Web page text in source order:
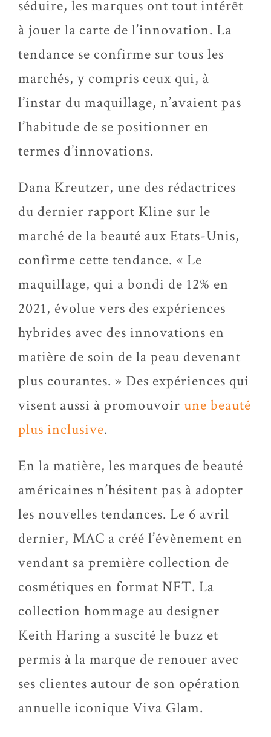
séduire, les marques ont tout intérêt
à jouer la carte de l’innovation. La
tendance se confirme sur tous les
marchés, y compris ceux qui, à
l’instar du maquillage, n’avaient pas
l’habitude de se positionner en
termes d’innovations.
Dana Kreutzer, une des rédactrices
du dernier rapport Kline sur le
marché de la beauté aux Etats-Unis,
confirme cette tendance. « Le
maquillage, qui a bondi de 12% en
2021, évolue vers des expériences
hybrides avec des innovations en
matière de soin de la peau devenant
plus courantes. » Des expériences qui
visent aussi à promouvoir une beauté
plus inclusive.
En la matière, les marques de beauté
américaines n’hésitent pas à adopter
les nouvelles tendances. Le 6 avril
dernier, MAC a créé l’évènement en
vendant sa première collection de
cosmétiques en format NFT. La
collection hommage au designer
Keith Haring a suscité le buzz et
permis à la marque de renouer avec
ses clientes autour de son opération
annuelle iconique Viva Glam.